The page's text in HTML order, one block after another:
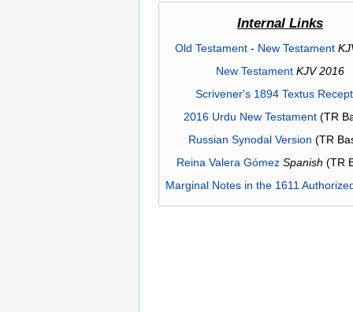
Internal Links
Old Testament- New Testament
New Testament KJV 2016
Scrivener's 1894 Textus
2016 Urdu New Testament(TR
Russian Synodal Version (TR
Reina Valera Gómez Spanish (TR
Marginal Notes in the 1611